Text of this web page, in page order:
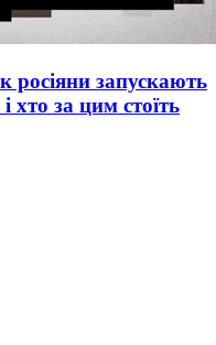
росіяни запускають
хто за цим стоїть